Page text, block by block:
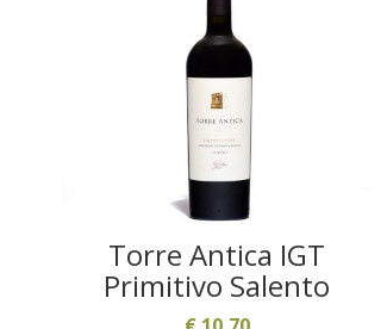
Torre Antica IGT
Primitivo Salento